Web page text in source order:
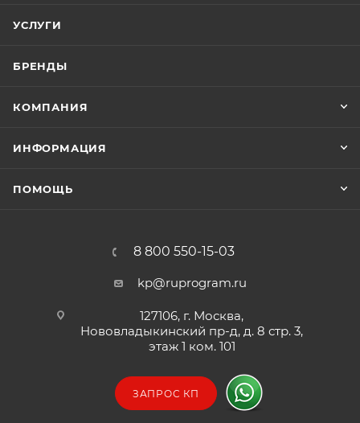
УСЛУГИ
БРЕНДЫ
КОМПАНИЯ
ИНФОРМАЦИЯ
ПОМОЩЬ
8 800 550-15-03
kp@ruprogram.ru
127106, г. Москва,
Нововладыкинский пр-д, д. 8 стр. 3,
этаж 1 ком. 101
ЗАПРОС КП